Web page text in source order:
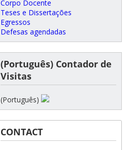
Corpo Docente
Teses e Dissertações
Egressos
Defesas agendadas
(Português) Contador de
Visitas
(Português)
CONTACT